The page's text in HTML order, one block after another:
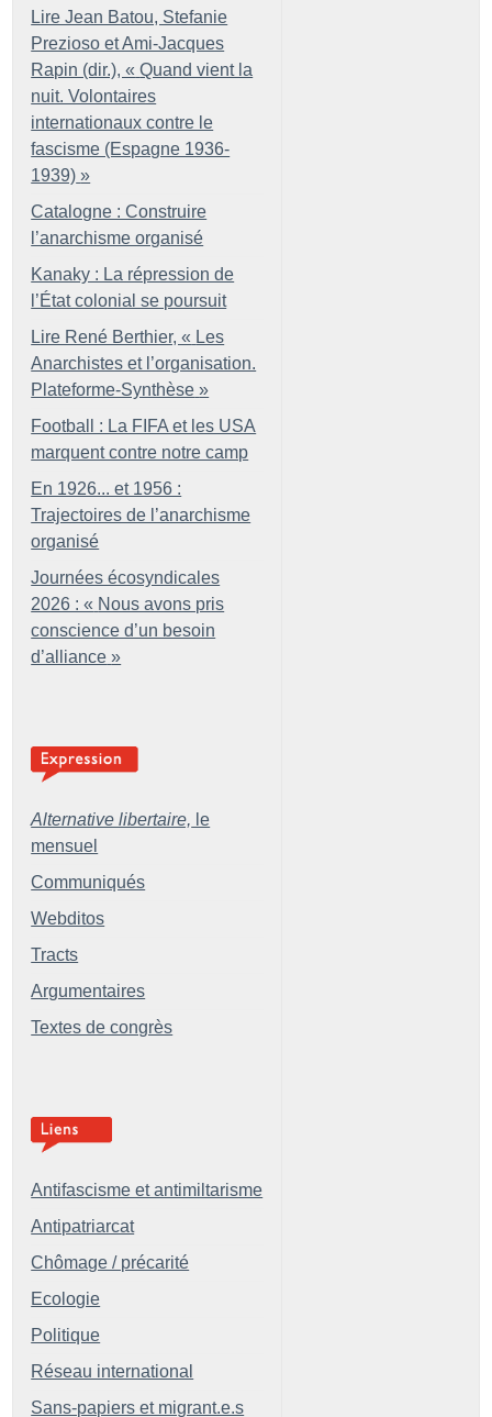
Lire Jean Batou, Stefanie
Prezioso et Ami-Jacques
Rapin (dir.), « Quand vient la
nuit. Volontaires
internationaux contre le
fascisme (Espagne 1936-
1939) »
Catalogne : Construire
l’anarchisme organisé
Kanaky : La répression de
l’État colonial se poursuit
Lire René Berthier, « Les
Anarchistes et l’organisation.
Plateforme-Synthèse »
Football : La FIFA et les USA
marquent contre notre camp
En 1926... et 1956 :
Trajectoires de l’anarchisme
organisé
Journées écosyndicales
2026 : « Nous avons pris
conscience d’un besoin
d’alliance »
Alternative libertaire, le
mensuel
Communiqués
Webditos
Tracts
Argumentaires
Textes de congrès
Antifascisme et antimiltarisme
Antipatriarcat
Chômage / précarité
Ecologie
Politique
Réseau international
Sans-papiers et migrant.e.s